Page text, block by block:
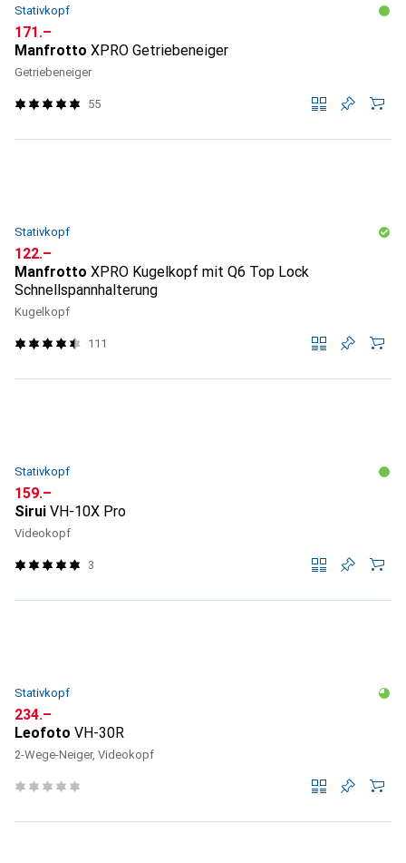
Stativkopf
CHF
171.–
Manfrotto XPRO Getriebeneiger
Getriebeneiger
55
Stativkopf
CHF
122.–
Manfrotto XPRO Kugelkopf mit Q6 Top Lock
Schnellspannhalterung
Kugelkopf
111
Stativkopf
CHF
159.–
Sirui VH-10X Pro
Videokopf
3
Stativkopf
CHF
234.–
Leofoto VH-30R
2-Wege-Neiger, Videokopf